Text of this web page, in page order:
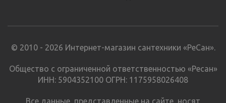
© 2010 - 2026 Интернет-магазин сантехники «РеСан».
Общество с ограниченной ответственностью «Ресан»
ИНН: 5904352100 ОГРН: 1175958026408
Все данные, представленные на сайте, носят